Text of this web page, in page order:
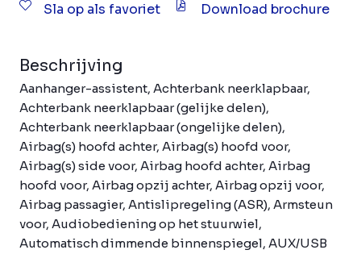
Sla op als favoriet Download brochure
Beschrijving
Aanhanger-assistent, Achterbank neerklapbaar,
Achterbank neerklapbaar (gelijke delen),
Achterbank neerklapbaar (ongelijke delen),
Airbag(s) hoofd achter, Airbag(s) hoofd voor,
Airbag(s) side voor, Airbag hoofd achter, Airbag
hoofd voor, Airbag opzij achter, Airbag opzij voor,
Airbag passagier, Antislipregeling (ASR), Armsteun
voor, Audiobediening op het stuurwiel,
Automatisch dimmende binnenspiegel, AUX/USB